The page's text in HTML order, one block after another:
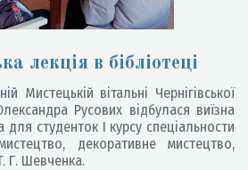
лекція в бібліотеці
Мистецькій вітальні Чернігівської
Русових відбулася виїзна
для студенток І курсу спеціальности
декоративне мистецтво,
Г. Шевченка.